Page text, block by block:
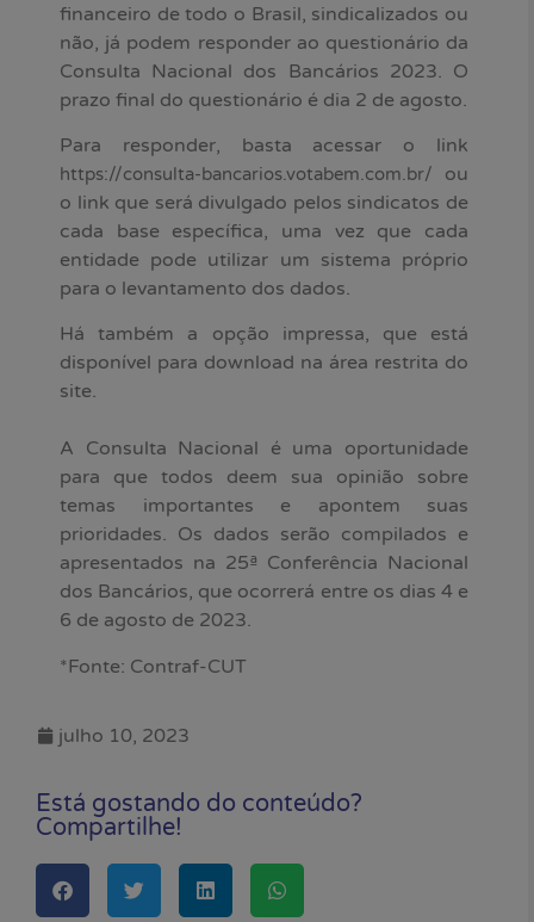
financeiro de todo o Brasil, sindicalizados ou
não, já podem responder ao questionário da
Consulta Nacional dos Bancários 2023. O
prazo final do questionário é dia 2 de agosto.
Para responder, basta acessar o link
https://consulta-bancarios.votabem.com.br/
ou
o link que será divulgado pelos sindicatos de
cada base específica, uma vez que cada
entidade pode utilizar um sistema próprio
para o levantamento dos dados.
Há também a opção impressa, que está
disponível para download na área restrita do
site.
A Consulta Nacional é uma oportunidade
para que todos deem sua opinião sobre
temas importantes e apontem suas
prioridades. Os dados serão compilados e
apresentados na 25ª Conferência Nacional
dos Bancários, que ocorrerá entre os dias 4 e
6 de agosto de 2023.
*Fonte: Contraf-CUT
julho 10, 2023
Está gostando do conteúdo?
Compartilhe!